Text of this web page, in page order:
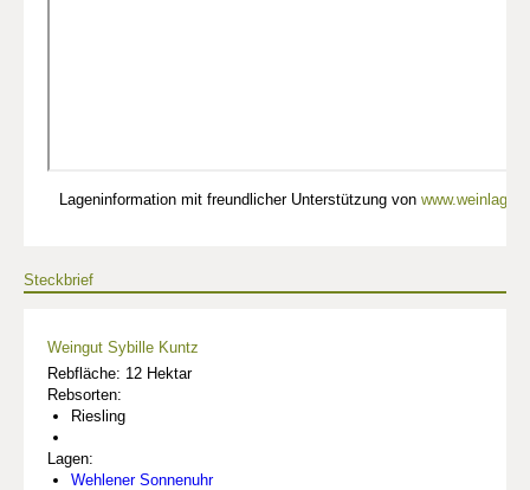
Lageninformation mit freundlicher Unterstützung von
Steckbrief
Weingut Sybille Kuntz
Rebfläche: 12 Hektar
Rebsorten:
Riesling
Lagen:
Wehlener Sonnenuhr